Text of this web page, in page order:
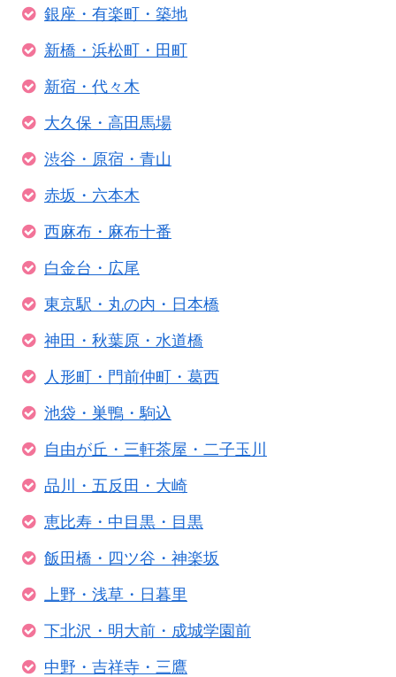
銀座・有楽町・築地
新橋・浜松町・田町
新宿・代々木
大久保・高田馬場
渋谷・原宿・青山
赤坂・六本木
西麻布・麻布十番
白金台・広尾
東京駅・丸の内・日本橋
神田・秋葉原・水道橋
人形町・門前仲町・葛西
池袋・巣鴨・駒込
自由が丘・三軒茶屋・二子玉川
品川・五反田・大崎
恵比寿・中目黒・目黒
飯田橋・四ツ谷・神楽坂
上野・浅草・日暮里
下北沢・明大前・成城学園前
中野・吉祥寺・三鷹